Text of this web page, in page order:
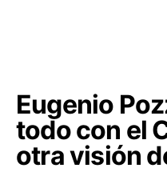
Eugenio
todo con el
otra visión